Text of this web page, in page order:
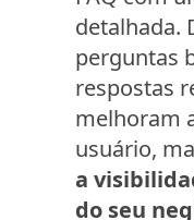
detalhada.
perguntas
respostas
melhoram
usuário,
a
do seu